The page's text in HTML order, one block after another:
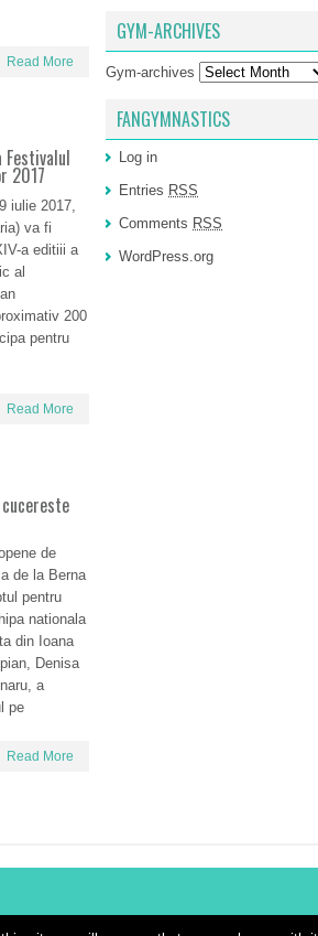
Read More
2017
iulie 2017,
va fi
a editiii a
al
200
pentru
Read More
de
de la Berna
pentru
nationala
din Ioana
Denisa
a
pe
Read More
GYM-ARCHIVES
Gym-archives
FANGYMNASTICS
Log in
Entries RSS
Comments RSS
WordPress.org